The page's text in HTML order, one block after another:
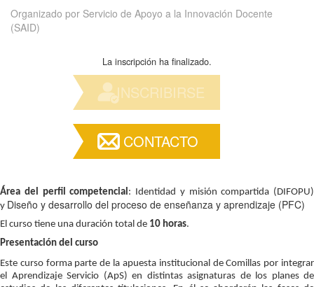
Organizado por Servicio de Apoyo a la Innovación Docente
(SAID)
La inscripción ha finalizado.
INSCRIBIRSE
CONTACTO
Área del perfil competencial : Identidad y misión compartida (DIFOPU)
y Diseño y desarrollo del proceso de enseñanza y aprendizaje (PFC)
El curso tiene una duración total de 10 horas.
Presentación del curso
Este curso forma parte de la apuesta institucional de Comillas por integrar
el Aprendizaje Servicio (ApS) en distintas asignaturas de los planes de